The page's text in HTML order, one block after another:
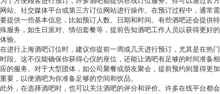
网站、社交媒体平台或第三方订位网站进行操作。在预订过程中，通常需
要提供一些基本信息，比如预订人数、日期和时间。有些酒吧还会提供特
殊服务，如生日派对、情侣套餐等，提前告知酒吧工作人员以获得更好的
体验。
在进行上海酒吧订位时，建议你提前一周或几天进行预订，尤其是在热门
时段。这不仅能确保你获得心仪的座位，还能让酒吧有足够的时间准备相
应的服务。对于大型团体，如公司聚餐或朋友聚会，提前预约则显得更加
重要，以便酒吧为你准备足够的空间和饮品。
此外，在选择酒吧时，也可以关注酒吧的评分和评价。许多在线平台都会